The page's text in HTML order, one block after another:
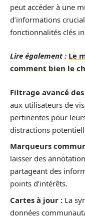
peut accéder à une
d’informations
fonctionnalités clés
Lire également : Le
comment bien le
Filtrage avancé
aux utilisateurs de
pertinentes pour
distractions
Marqueurs
laisser des
partageant des
points d’intérêts.
Cartes à jour : La
données